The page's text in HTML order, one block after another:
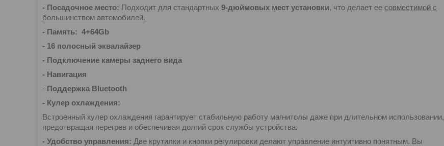
- Посадочное место: Подходит для стандартных 9-дюймовых мест установки, что делает ее совместимой с
большинством автомобилей.
- Память: 4+64Gb
- 16 полосный эквалайзер
- Подключение камеры заднего вида
- Навигация
- Поддержка Bluetooth
- Кулер охлаждения:
Встроенный кулер охлаждения гарантирует стабильную работу магнитолы даже при длительном использовании,
предотвращая перегрев и обеспечивая долгий срок службы устройства.
- Удобство управления: Две крутилки и кнопки регулировки делают управление интуитивно понятным. Вы